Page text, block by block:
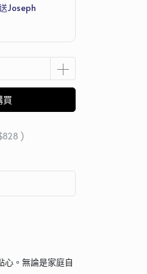
Joseph
買
)
心。無論是家庭自